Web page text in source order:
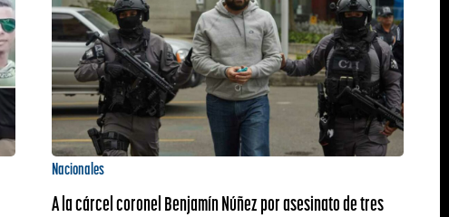
Nacionales
A la cárcel coronel Benjamín Núñez por asesinato de tres